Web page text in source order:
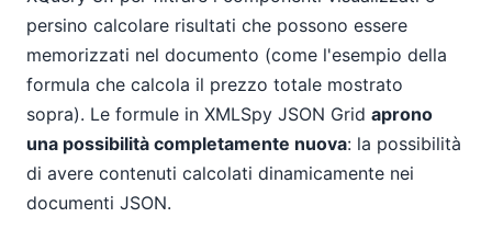
persino calcolare risultati che possono essere
memorizzati nel documento (come l'esempio della
formula che calcola il prezzo totale mostrato
sopra). Le formule in XMLSpy JSON Grid aprono
una possibilità completamente nuova: la possibilità
di avere contenuti calcolati dinamicamente nei
documenti JSON.